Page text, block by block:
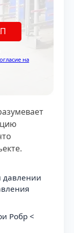
на
давлении
Pобр <